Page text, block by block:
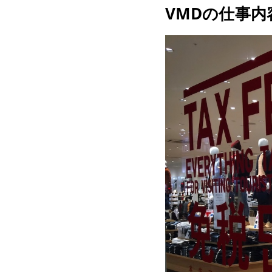
VMDの仕事内